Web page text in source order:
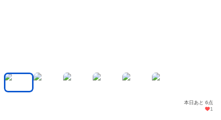
本日あと 6点
1